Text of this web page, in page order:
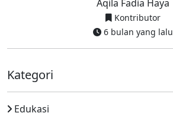
Aqila Fadia Haya
Kontributor
6 bulan yang lalu
Kategori
Edukasi